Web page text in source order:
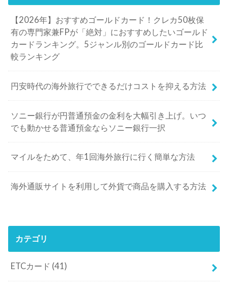
【2026年】おすすめゴールドカード！クレカ50枚保
有の専門家兼FPが「絶対」におすすめしたいゴールド
カードランキング。5ジャンル別のゴールドカード比
較ランキング
円安時代の海外旅行でできるだけコストを抑える方法
ソニー銀行が円普通預金の金利を大幅引き上げ。いつ
でも動かせる普通預金ならソニー銀行一択
マイルをためて、年1回海外旅行に行く簡単な方法
海外通販サイトを利用して外貨で商品を購入する方法
カテゴリ
ETCカード (41)